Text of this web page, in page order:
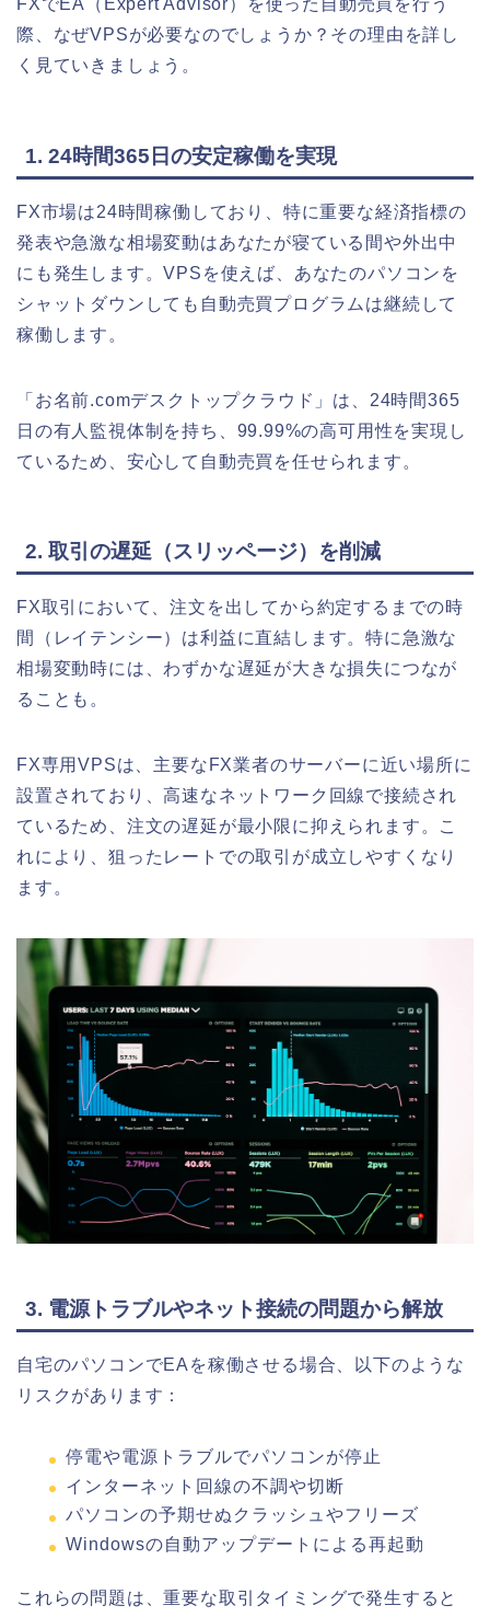
FXでEA（Expert Advisor）を使った自動売買を行う
際、なぜVPSが必要なのでしょうか？その理由を詳し
く見ていきましょう。
1. 24時間365日の安定稼働を実現
FX市場は24時間稼働しており、特に重要な経済指標の
発表や急激な相場変動はあなたが寝ている間や外出中
にも発生します。VPSを使えば、あなたのパソコンを
シャットダウンしても自動売買プログラムは継続して
稼働します。
「お名前.comデスクトップクラウド」は、24時間365
日の有人監視体制を持ち、99.99%の高可用性を実現し
ているため、安心して自動売買を任せられます。
2. 取引の遅延（スリッページ）を削減
FX取引において、注文を出してから約定するまでの時
間（レイテンシー）は利益に直結します。特に急激な
相場変動時には、わずかな遅延が大きな損失につなが
ることも。
FX専用VPSは、主要なFX業者のサーバーに近い場所に
設置されており、高速なネットワーク回線で接続され
ているため、注文の遅延が最小限に抑えられます。こ
れにより、狙ったレートでの取引が成立しやすくなり
ます。
3. 電源トラブルやネット接続の問題から解放
自宅のパソコンでEAを稼働させる場合、以下のような
リスクがあります：
停電や電源トラブルでパソコンが停止
インターネット回線の不調や切断
パソコンの予期せぬクラッシュやフリーズ
Windowsの自動アップデートによる再起動
これらの問題は、重要な取引タイミングで発生すると